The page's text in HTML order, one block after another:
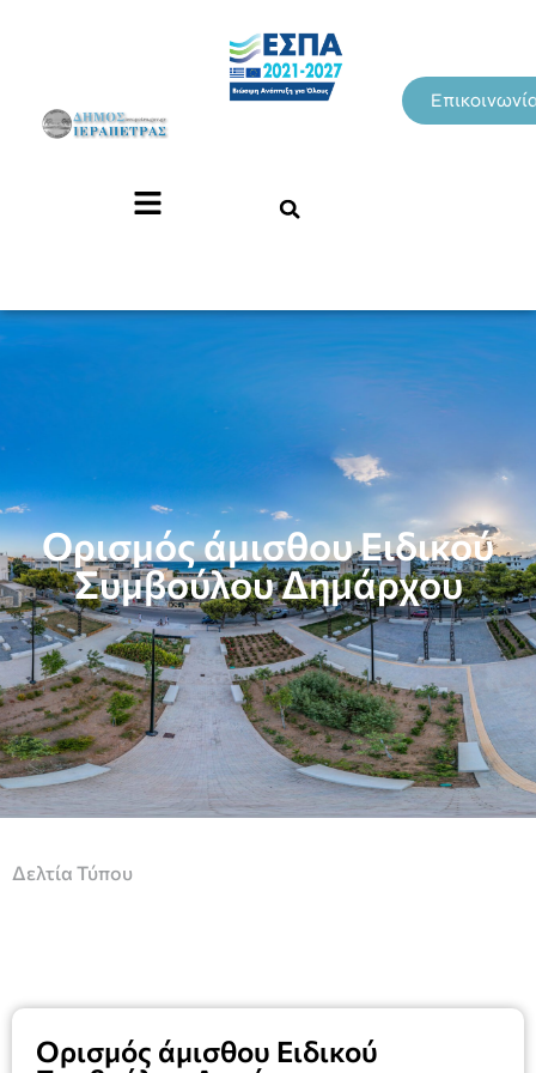
Ορισμός άμισθου Ειδικού
Συμβούλου Δημάρχου
Δελτία Τύπου
Ορισμός άμισθου Ειδικού